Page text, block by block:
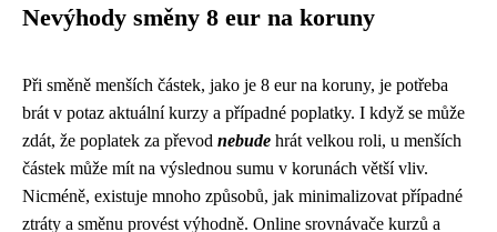
Nevýhody směny 8 eur na koruny
Při směně menších částek, jako je 8 eur na koruny, je potřeba
brát v potaz aktuální kurzy a případné poplatky. I když se může
zdát, že poplatek za převod nebude hrát velkou roli, u menších
částek může mít na výslednou sumu v korunách větší vliv.
Nicméně, existuje mnoho způsobů, jak minimalizovat případné
ztráty a směnu provést výhodně. Online srovnávače kurzů a